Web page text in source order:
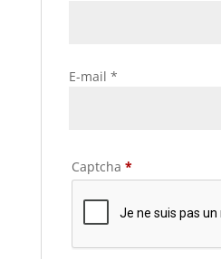
E-mail *
Captcha *